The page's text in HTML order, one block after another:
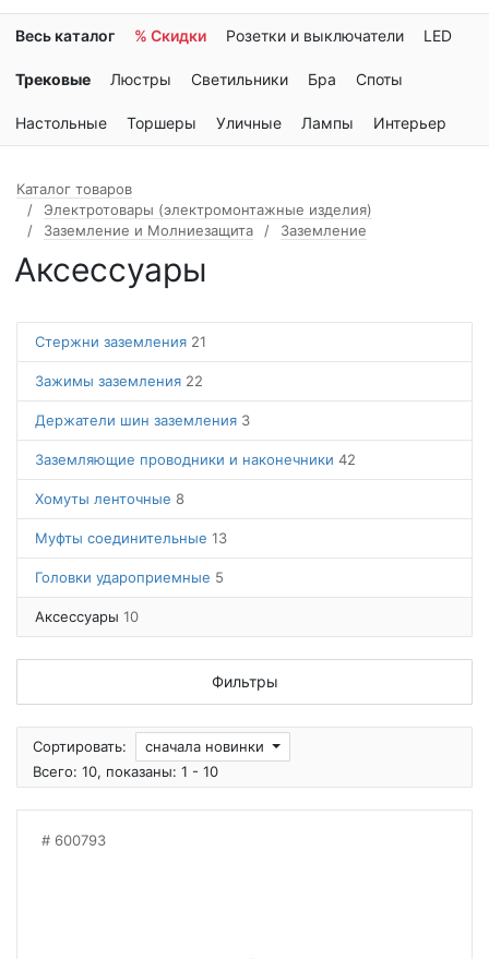
Весь каталог % Скидки Розетки и выключатели LED
Трековые Люстры Светильники Бра Споты
Настольные Торшеры Уличные Лампы Интерьер
Каталог товаров
Электротовары (электромонтажные изделия)
Заземление и Молниезащита
Заземление
Аксессуары
Стержни заземления 21
Зажимы заземления 22
Держатели шин заземления 3
Заземляющие проводники и наконечники 42
Хомуты ленточные 8
Муфты соединительные 13
Головки удароприемные 5
Аксессуары 10
Фильтры
Сортировать:
сначала новинки
Всего: 10, показаны: 1 - 10
600793